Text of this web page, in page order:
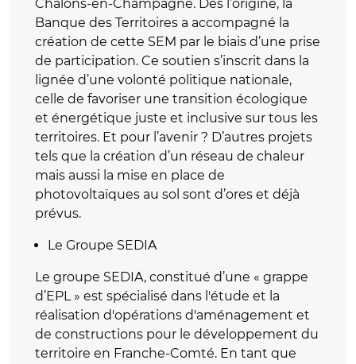
Châlons-en-Champagne. Dès l’origine, la
Banque des Territoires a accompagné la
création de cette SEM par le biais d’une prise
de participation. Ce soutien s’inscrit dans la
lignée d’une volonté politique nationale,
celle de favoriser une transition écologique
et énergétique juste et inclusive sur tous les
territoires. Et pour l’avenir ? D’autres projets
tels que la création d’un réseau de chaleur
mais aussi la mise en place de
photovoltaïques au sol sont d’ores et déjà
prévus.
Le Groupe SEDIA
Le groupe SEDIA, constitué d’une « grappe
d’EPL » est spécialisé dans l'étude et la
réalisation d'opérations d'aménagement et
de constructions pour le développement du
territoire en Franche-Comté. En tant que